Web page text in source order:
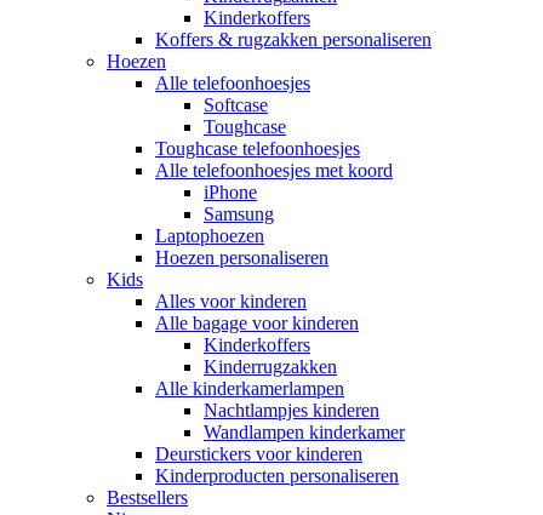
Kinderkoffers
Koffers & rugzakken personaliseren
Hoezen
Alle telefoonhoesjes
Softcase
Toughcase
Toughcase telefoonhoesjes
Alle telefoonhoesjes met koord
iPhone
Samsung
Laptophoezen
Hoezen personaliseren
Kids
Alles voor kinderen
Alle bagage voor kinderen
Kinderkoffers
Kinderrugzakken
Alle kinderkamerlampen
Nachtlampjes kinderen
Wandlampen kinderkamer
Deurstickers voor kinderen
Kinderproducten personaliseren
Bestsellers